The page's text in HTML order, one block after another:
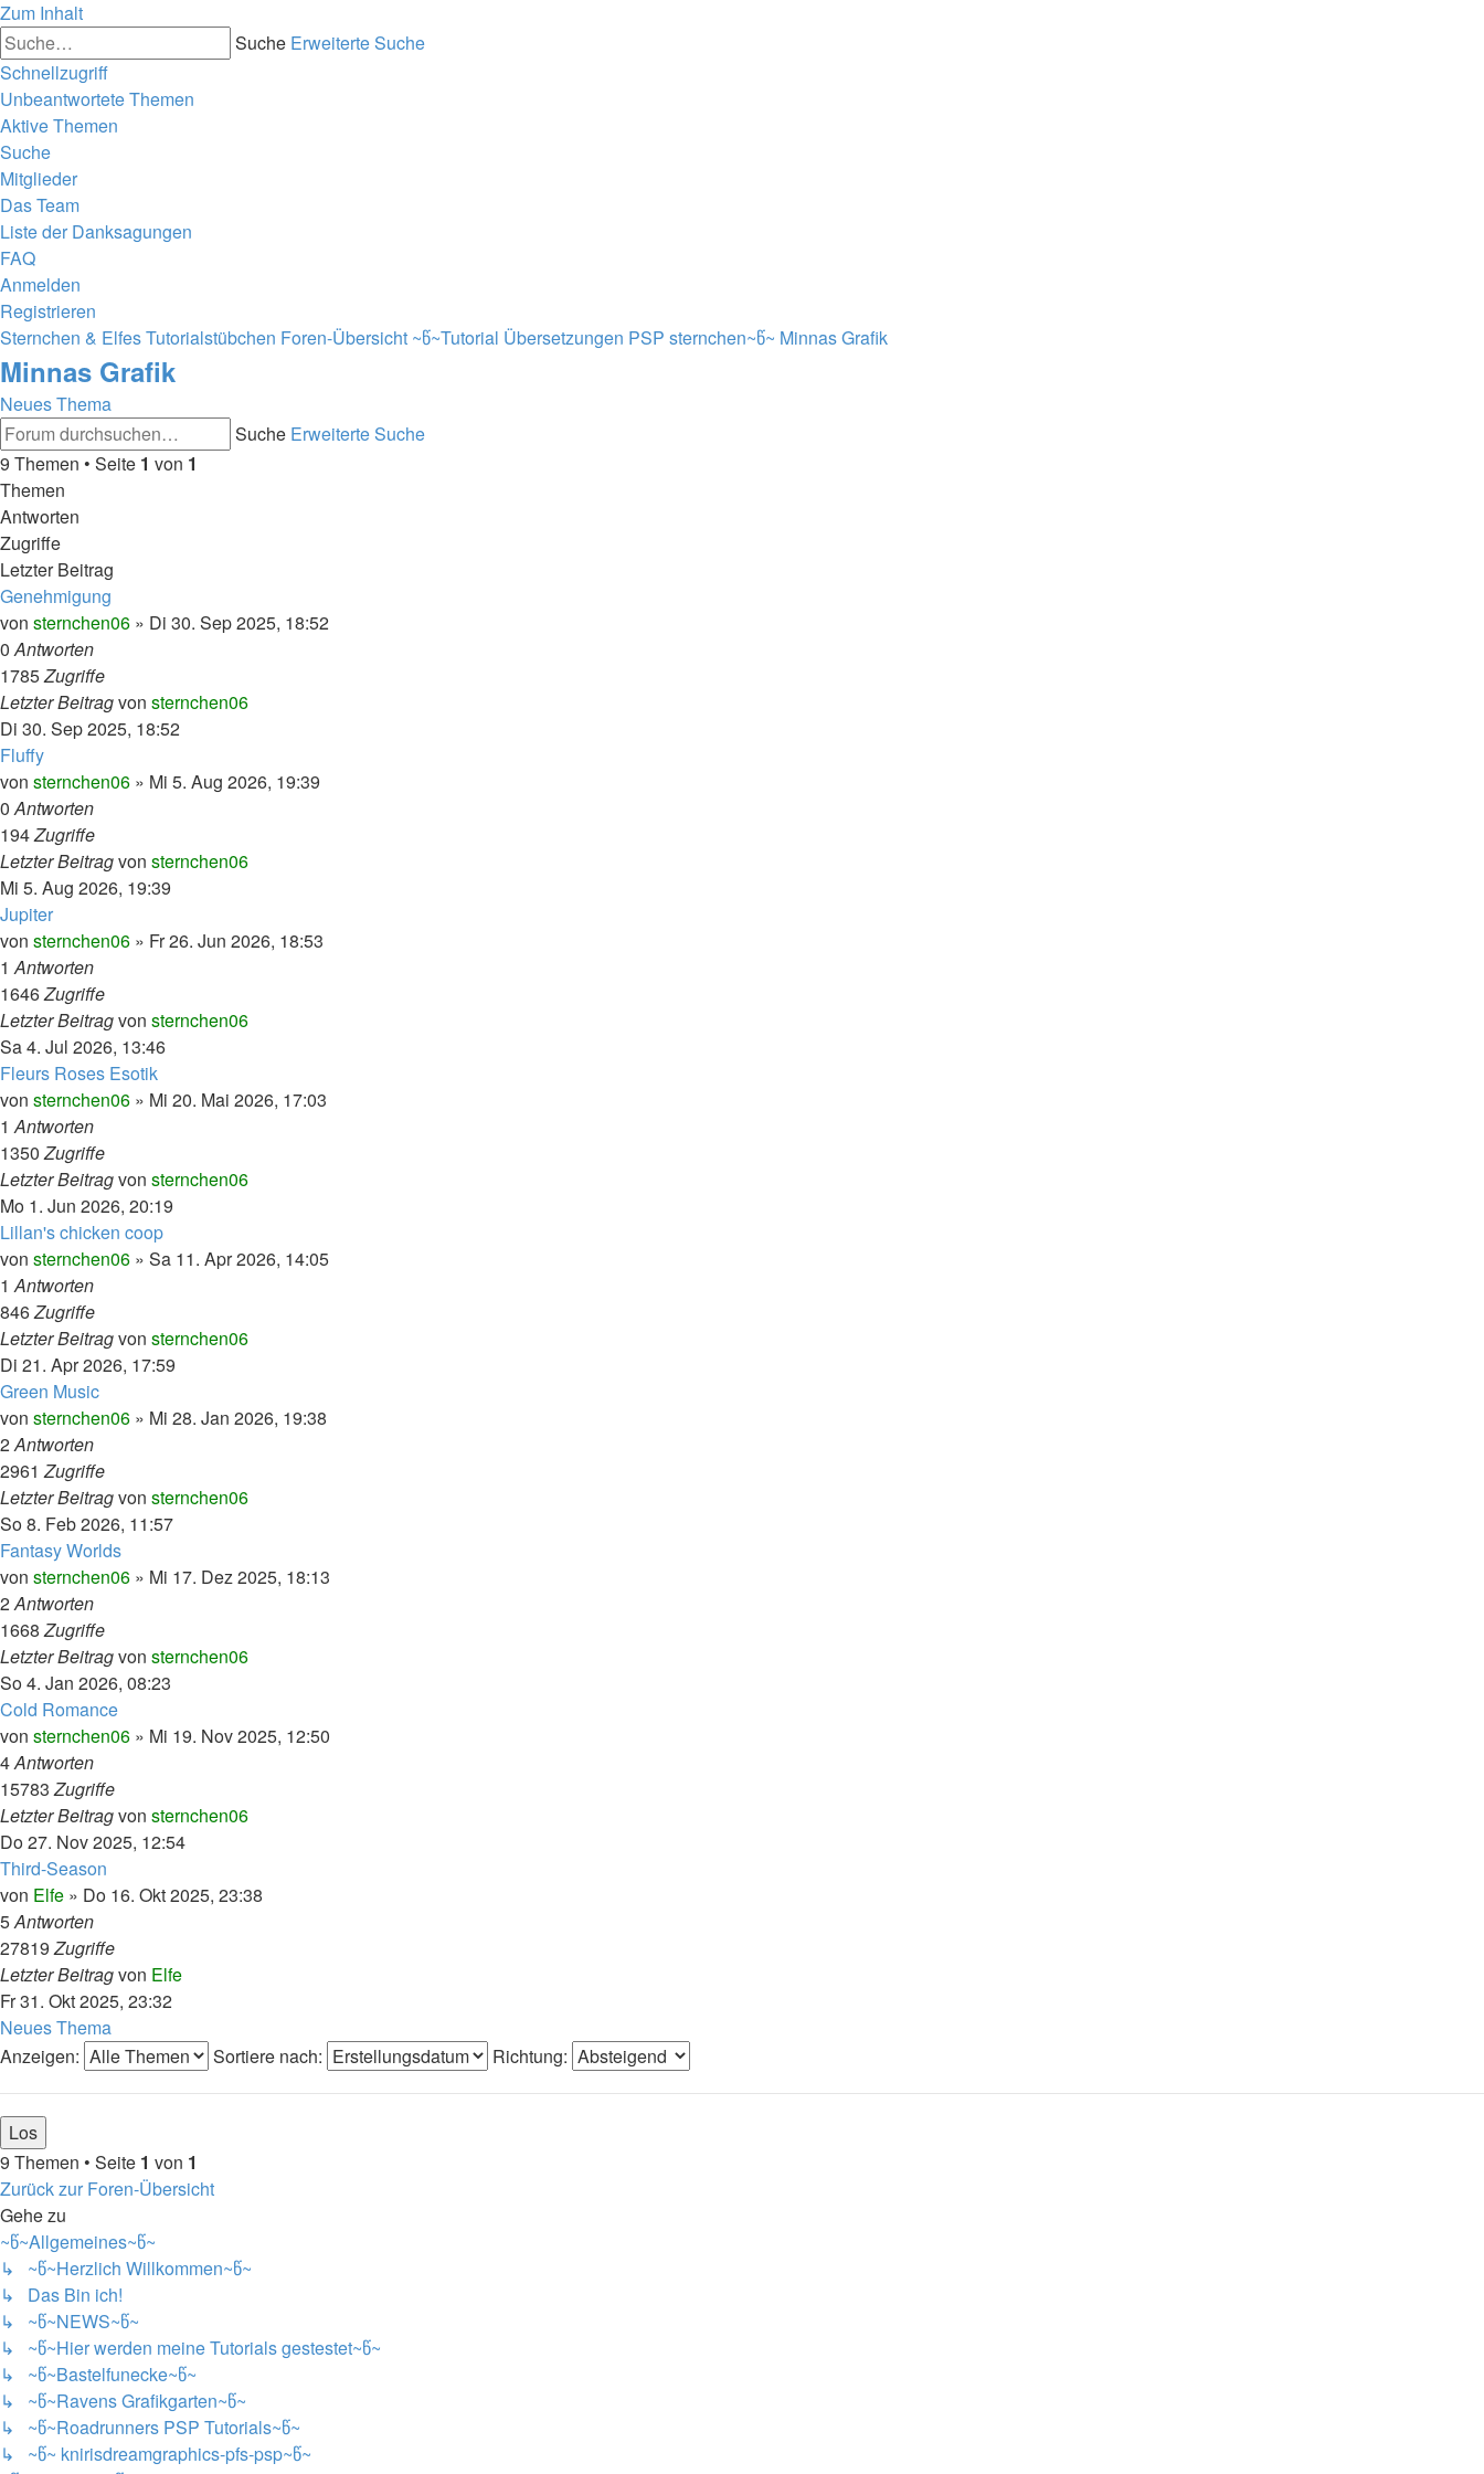
Zum Inhalt
Suche Erweiterte Suche
Schnellzugriff
Unbeantwortete Themen
Aktive Themen
Suche
Mitglieder
Das Team
Liste der Danksagungen
FAQ
Anmelden
Registrieren
Sternchen & Elfes Tutorialstübchen Foren-Übersicht ~წ~Tutorial Übersetzungen PSP sternchen~წ~ Minnas Grafik
Minnas Grafik
Neues Thema
Suche Erweiterte Suche
9 Themen • Seite 1 von 1
Themen
Antworten
Zugriffe
Letzter Beitrag
Genehmigung
von sternchen06 » Di 30. Sep 2025, 18:52
0Antworten
1785Zugriffe
Letzter Beitragvon sternchen06
Di 30. Sep 2025, 18:52
Fluffy
von sternchen06 » Mi 5. Aug 2026, 19:39
0Antworten
194Zugriffe
Letzter Beitragvon sternchen06
Mi 5. Aug 2026, 19:39
Jupiter
von sternchen06 » Fr 26. Jun 2026, 18:53
1Antworten
1646Zugriffe
Letzter Beitragvon sternchen06
Sa 4. Jul 2026, 13:46
Fleurs Roses Esotik
von sternchen06 » Mi 20. Mai 2026, 17:03
1Antworten
1350Zugriffe
Letzter Beitragvon sternchen06
Mo 1. Jun 2026, 20:19
Lillan's chicken coop
von sternchen06 » Sa 11. Apr 2026, 14:05
1Antworten
846Zugriffe
Letzter Beitragvon sternchen06
Di 21. Apr 2026, 17:59
Green Music
von sternchen06 » Mi 28. Jan 2026, 19:38
2Antworten
2961Zugriffe
Letzter Beitragvon sternchen06
So 8. Feb 2026, 11:57
Fantasy Worlds
von sternchen06 » Mi 17. Dez 2025, 18:13
2Antworten
1668Zugriffe
Letzter Beitragvon sternchen06
So 4. Jan 2026, 08:23
Cold Romance
von sternchen06 » Mi 19. Nov 2025, 12:50
4Antworten
15783Zugriffe
Letzter Beitragvon sternchen06
Do 27. Nov 2025, 12:54
Third-Season
von Elfe » Do 16. Okt 2025, 23:38
5Antworten
27819Zugriffe
Letzter Beitragvon Elfe
Fr 31. Okt 2025, 23:32
Neues Thema
Anzeigen:
Sortiere nach: Richtung:
9 Themen • Seite 1 von 1
Zurück zur Foren-Übersicht
Gehe zu
~წ~Allgemeines~წ~
↳ ~წ~Herzlich Willkommen~წ~
↳ Das Bin ich!
↳ ~წ~NEWS~წ~
↳ ~წ~Hier werden meine Tutorials gestestet~წ~
↳ ~წ~Bastelfunecke~წ~
↳ ~წ~Ravens Grafikgarten~წ~
↳ ~წ~Roadrunners PSP Tutorials~წ~
↳ ~წ~ knirisdreamgraphics-pfs-psp~წ~